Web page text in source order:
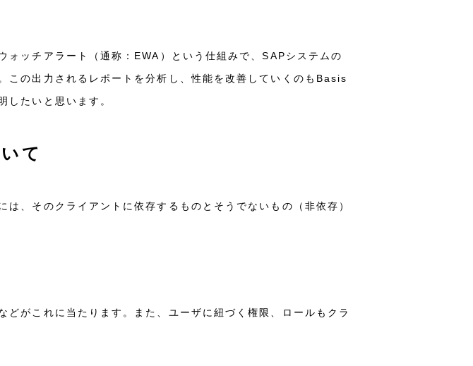
ッチアラート（通称：EWA）という仕組みで、SAPシステムの
この出力されるレポートを分析し、性能を改善していくのもBasis
したいと思います。
て
、そのクライアントに依存するものとそうでないもの（非依存）
どがこれに当たります。また、ユーザに紐づく権限、ロールもクラ